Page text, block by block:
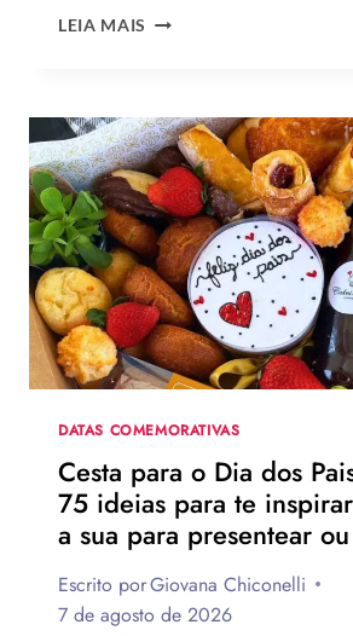
LEIA MAIS QUAL
PARA
O
DIA
DOS
PAIS?
VEJA
130
FRASES
EMOCIONANTES
PARA
HOMENAGEAR
DATA
DATAS COMEMORATIVAS
Cesta para o Dia dos
75 ideias para te
a sua para presentear
Escrito porGiovana Chiconelli
7 de agosto de 2026